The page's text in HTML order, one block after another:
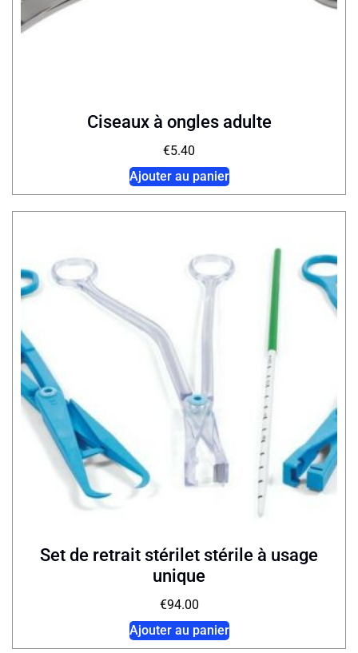
Ciseaux à ongles adulte
€5.40
Ajouter au panier
Set de retrait stérilet stérile à usage
unique
€94.00
Ajouter au panier